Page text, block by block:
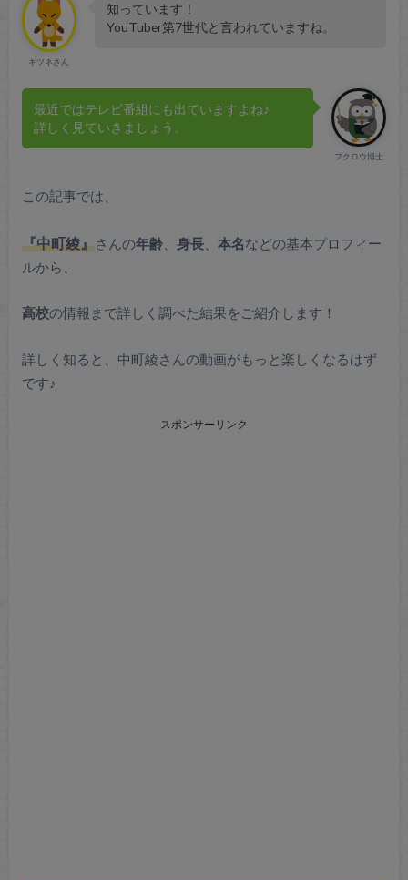
キツネさん
知っています！
YouTuber第7世代と言われていますね。
フクロウ博士
最近ではテレビ番組にも出ていますよね♪
詳しく見ていきましょう。
この記事では、
『中町綾』さんの年齢、 身長、 本名などの基本プロフィー
ルから、
高校の情報まで詳しく調べた結果をご紹介します！
詳しく知ると、中町綾さんの動画がもっと楽しくなるはず
です♪
スポンサーリンク